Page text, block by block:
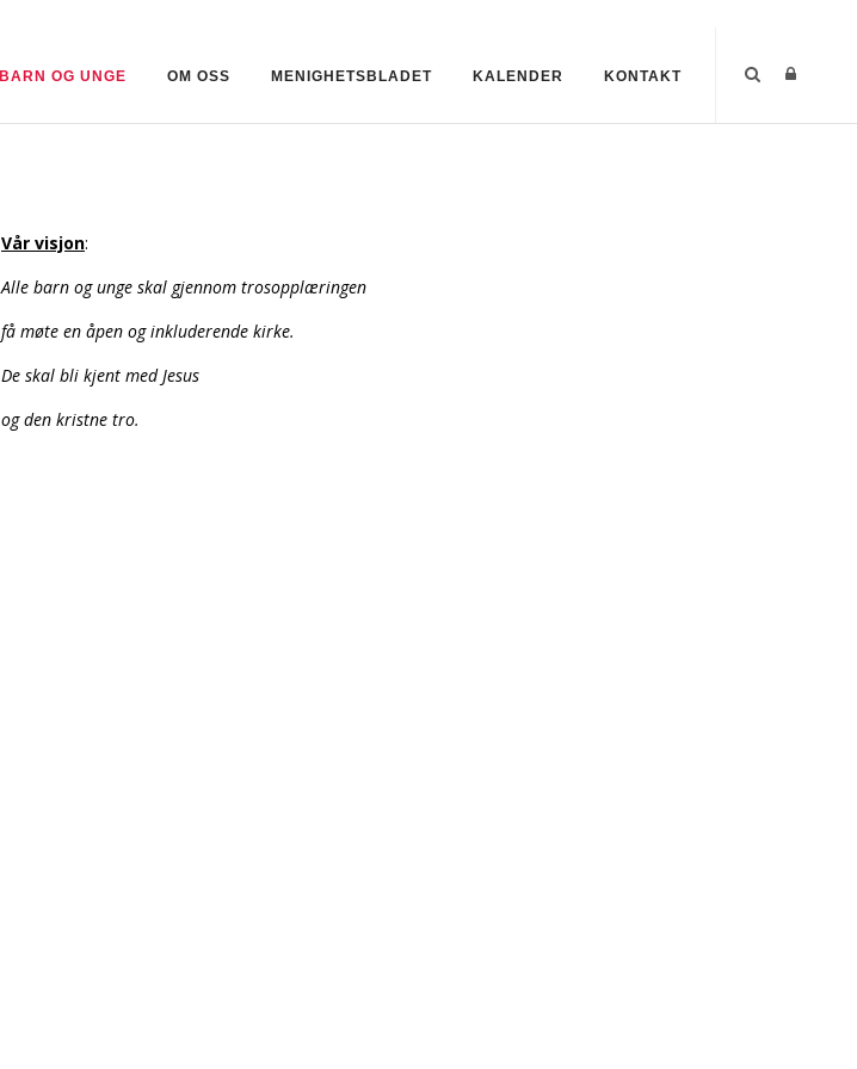
BARN OG UNGE OM OSS MENIGHETSBLADET KALENDER KONTAKT
Vår visjon:
Alle barn og unge skal gjennom trosopplæringen
få møte en åpen og inkluderende kirke.
De skal bli kjent medJesus
og den kristne tro.